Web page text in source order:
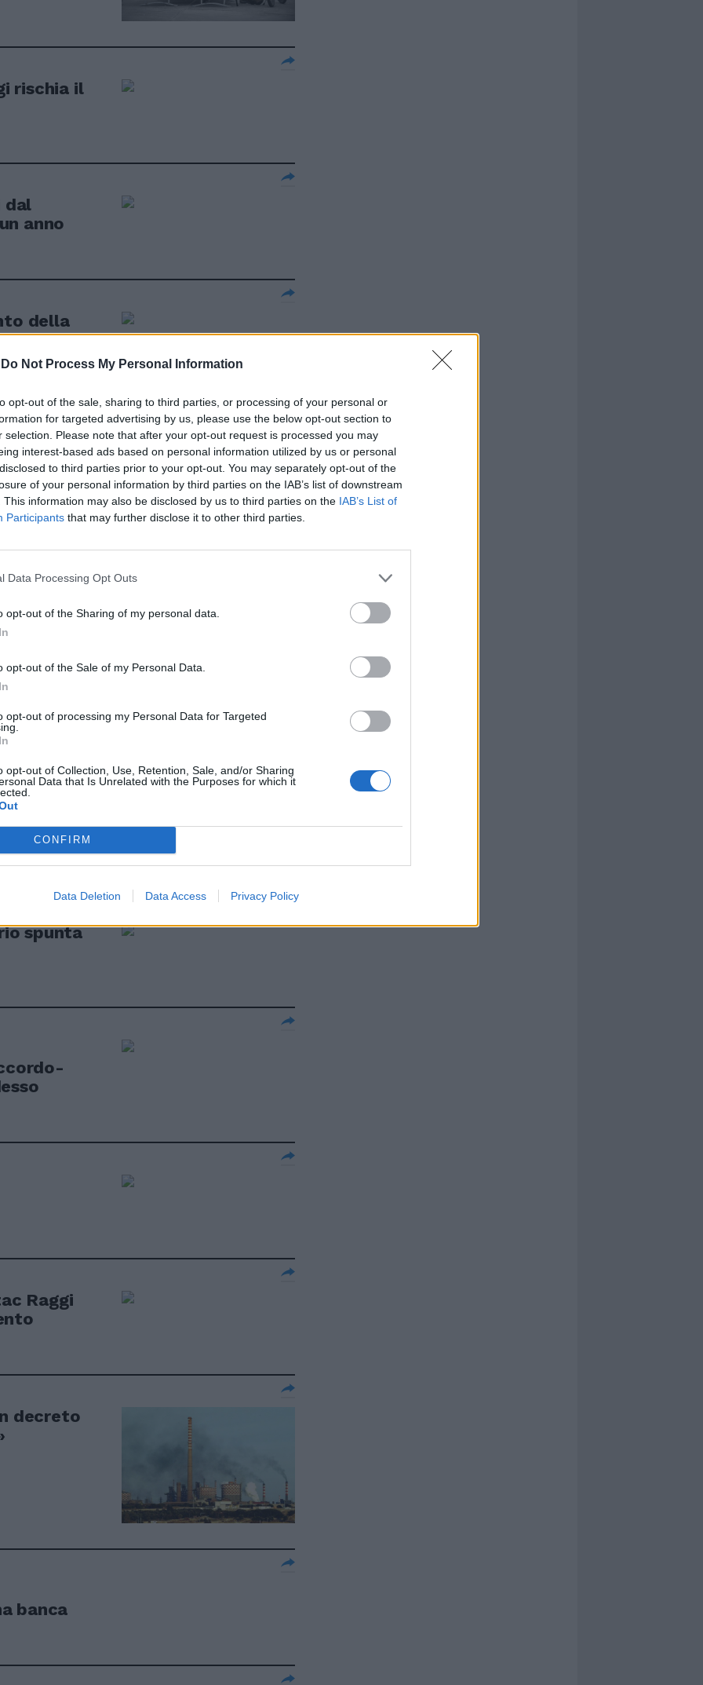
Do Not Process My Personal Information
opt-out of the sale, sharing to third parties, or processing of your personal or
for targeted advertising by us, please use the below opt-out section to
selection. Please note that after your opt-out request is processed you may
interest-based ads based on personal information utilized by us or personal
to third parties prior to your opt-out. You may separately opt-out of the
of your personal information by third parties on the IAB’s list of downstream
This information may also be disclosed by us to third parties on the IAB’s List of
Participants that may further disclose it to other third parties.
Data Processing Opt Outs
opt-out of the Sharing of my personal data.
opt-out of the Sale of my Personal Data.
opt-out of processing my Personal Data for Targeted
opt-out of Collection, Use, Retention, Sale, and/or Sharing
Data that Is Unrelated with the Purposes for which it
CONFIRM
Data Deletion Data Access Privacy Policy
rischia il
dal
anno
della
di A
"Noi
a
arrivo
spunta
Raggi
decreto
banca